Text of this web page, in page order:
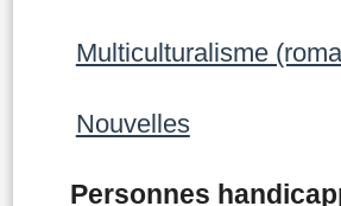
Multiculturalisme
Nouvelles
Personnes